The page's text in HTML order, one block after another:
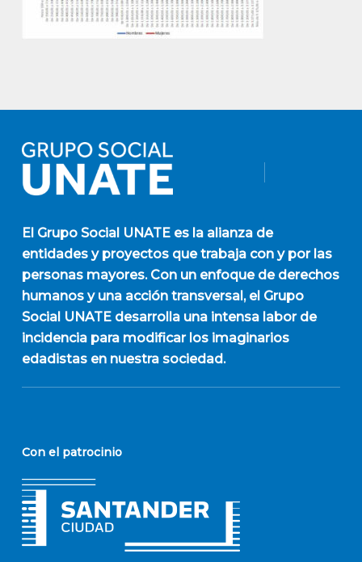
El Grupo Social UNATEes la alianza de
entidades y proyectos que trabaja con y por las
personas mayores. Con un enfoque de derechos
humanos y una acción transversal, el Grupo
Social UNATE desarrolla una intensa labor de
incidencia para modificar los imaginarios
edadistas en nuestra sociedad.
Con el patrocinio